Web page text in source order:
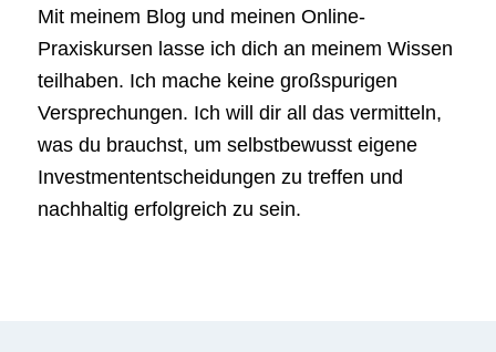
Mit meinem Blog und meinen Online-
Praxiskursen lasse ich dich an meinem Wissen
teilhaben. Ich mache keine großspurigen
Versprechungen. Ich will dir all das vermitteln,
was du brauchst, um selbstbewusst eigene
Investment­entscheidungen zu treffen und
nachhaltig erfolgreich zu sein.